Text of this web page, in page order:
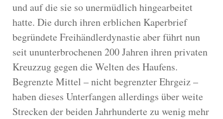
und auf die sie so unermüdlich hingearbeitet
hatte. Die durch ihren erblichen Kaperbrief
begründete Freihändlerdynastie aber führt nun
seit ununterbrochenen 200 Jahren ihren privaten
Kreuzzug gegen die Welten des Haufens.
Begrenzte Mittel – nicht begrenzter Ehrgeiz –
haben dieses Unterfangen allerdings über weite
Strecken der beiden Jahrhunderte zu wenig mehr